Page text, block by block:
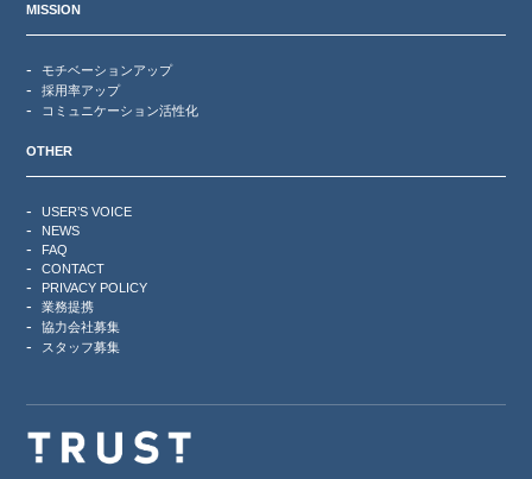
MISSION
モチベーションアップ
採用率アップ
コミュニケーション活性化
OTHER
USER’S VOICE
NEWS
FAQ
CONTACT
PRIVACY POLICY
業務提携
協力会社募集
スタッフ募集